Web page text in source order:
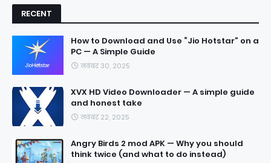
RECENT
How to Download and Use “Jio Hotstar” on a
PC — A Simple Guide
नवंबर 30, 2025
XVX HD Video Downloader — A simple guide
and honest take
नवंबर 22, 2025
Angry Birds 2 mod APK — Why you should
think twice (and what to do instead)